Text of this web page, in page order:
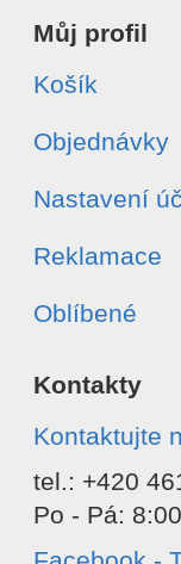
Můj profil
Košík
Objednávky
Nastavení
Reklamace
Oblíbené
Kontakty
Kontaktujte
tel.: +420
Po - Pá: